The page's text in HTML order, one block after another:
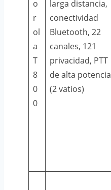
o
r
ol
a
T
8
0
0
larga distancia,
conectividad
Bluetooth, 22
canales, 121
privacidad, PTT
de alta potencia
(2 vatios)